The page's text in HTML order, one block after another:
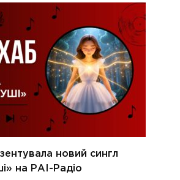
новий сингл
на РАІ-Радіо